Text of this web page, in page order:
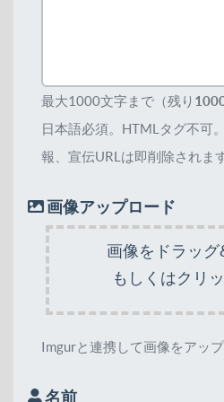
最大1000文字まで（残り
日本語必須。HTMLタグ不可
報、宣伝URLは即削除されます
画像アップロード
画像をドラッ
もしくはクリ
Imgurと連携して画像をアップ
名前